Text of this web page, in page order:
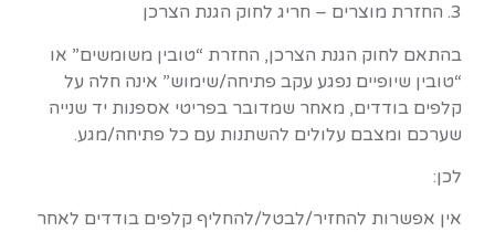
3. החזרת מוצרים – חריג לחוק הגנת הצרכן
בהתאם לחוק הגנת הצרכן, החזרת “טובין משומשים” או
“טובין שיופיים נפגע עקב פתיחה/שימוש” אינה חלה על
קלפים בודדים, מאחר שמדובר בפריטי אספנות יד שנייה
שערכם ומצבם עלולים להשתנות עם כל פתיחה/מגע.
לכן:
אין אפשרות להחזיר/לבטל/להחליף קלפים בודדים לאחר